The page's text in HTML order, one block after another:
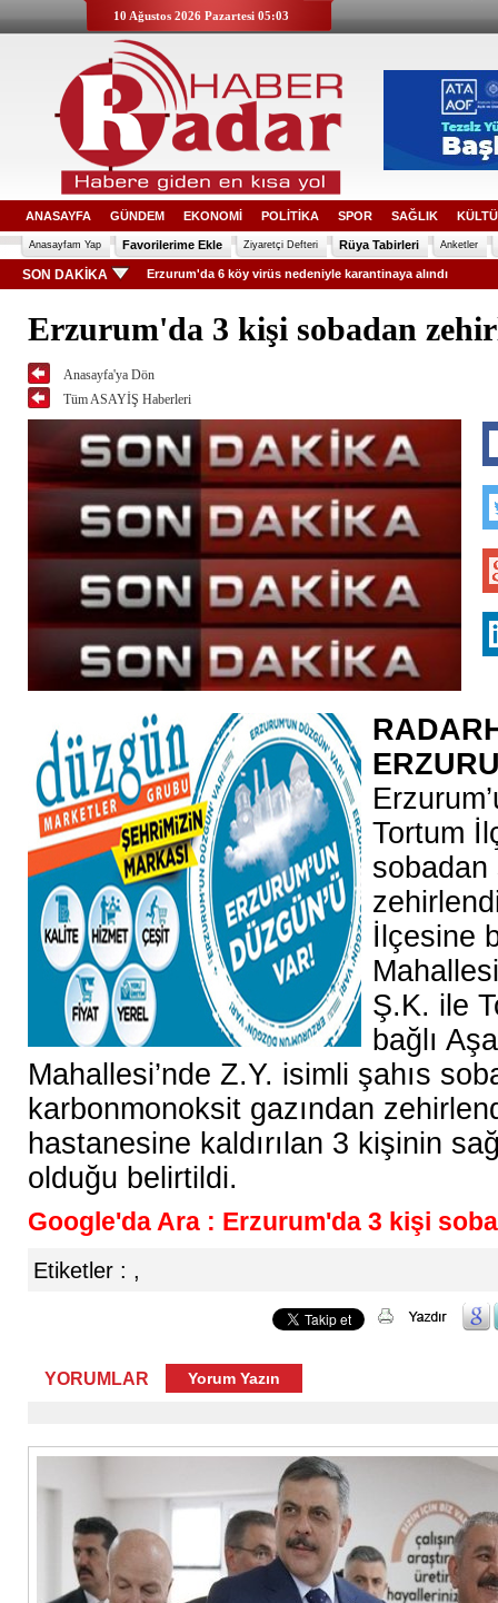
10 Ağustos 2026 Pazartesi 05:03
ANASAYFA GÜNDEM EKONOMİ POLİTİKA SPOR SAĞLIK
Anasayfam Yap Favorilerime Ekle Ziyaretçi Defteri Rüya Tabirleri Anketler
SON DAKİKA Erzurum'da 6 köy virüs nedeniyle karantinaya alındı
Erzurum'da 3 kişi sobadan
Anasayfa'ya Dön
Tüm ASAYİŞ Haberleri
Tortum
sobadan
İlçesine
Ş.K. ile
bağlı
Mahallesi’nde Z.Y. isimli şahıs
karbonmonoksit gazından
hastanesine kaldırılan 3 kişinin
olduğu belirtildi.
Google'da Ara : Erzurum'da 3 kişi
Etiketler : ,
YORUMLAR Yorum Yazın